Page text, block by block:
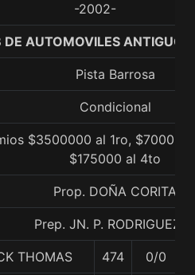
-2002-
AUTOMOVILES
Pista Barrosa
Condicional
$3500000 al 1ro,
$175000 al 4to
Prop. DOÑA CORITA
Prep. JN. P. RODRIGUEZ E.
THOMAS 474 0/0